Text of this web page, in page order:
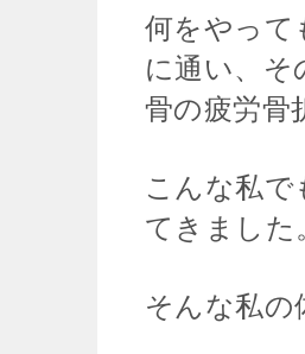
何をやって
に通い、そ
骨の疲労骨
こんな私で
てきました
そんな私の